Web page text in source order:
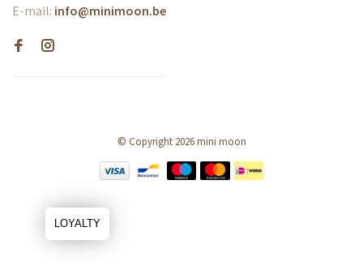
E-mail: info@minimoon.be
© Copyright 2026 mini moon
LOYALTY